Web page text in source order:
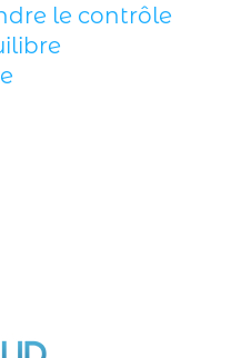
le contrôle